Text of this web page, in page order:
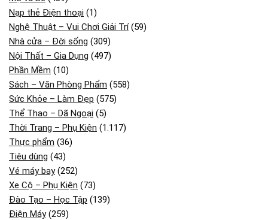
Nạp thẻ Điện thoại (1)
Nghệ Thuật – Vui Chơi Giải Trí(59)
Nhà cửa – Đời sống (309)
Nội Thất – Gia Dụng (497)
Phần Mềm (10)
Sách – Văn Phòng Phẩm (558)
Sức Khỏe – Làm Đẹp (575)
Thể Thao – Dã Ngoại (5)
Thời Trang – Phụ Kiện (1.117)
Thực phẩm (36)
Tiêu dùng (43)
Vé máy bay(252)
Xe Cộ – Phụ Kiện (73)
Đào Tạo – Học Tập (139)
Điện Máy(259)